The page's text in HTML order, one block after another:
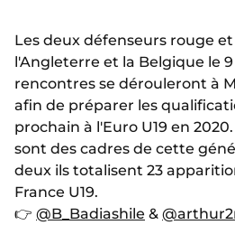
Les deux défenseurs rouge
l'Angleterre et la Belgique le 9
rencontres se dérouleront à
afin de préparer les
prochain à l'Euro U19 en
sont des cadres de cette
deux ils totalisent 23
France U19.
👉 @B_Badiashile &